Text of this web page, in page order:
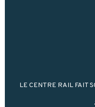
LE CENTRE RAIL FAIT